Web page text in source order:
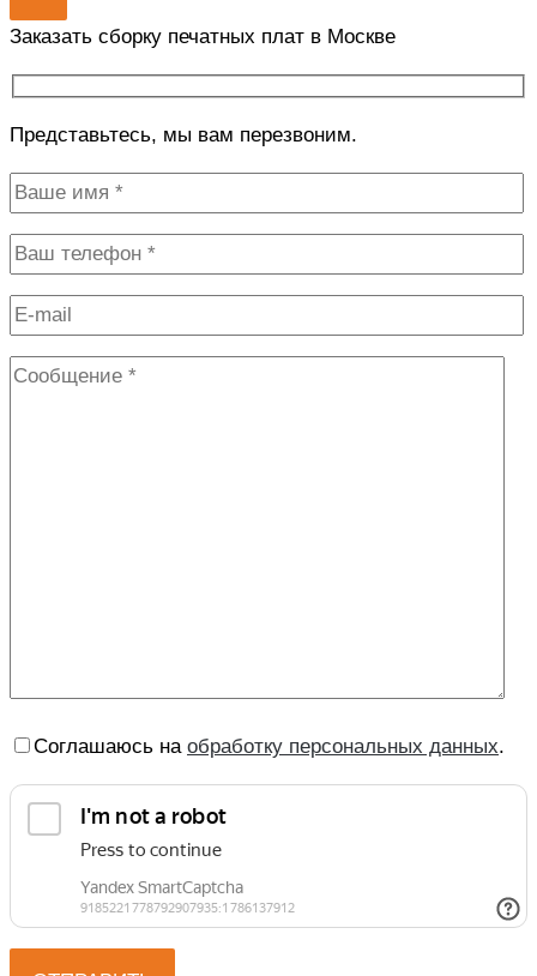
Заказать сборку печатных плат в Москве
Представьтесь, мы вам перезвоним.
Соглашаюсь на обработку персональных данных.